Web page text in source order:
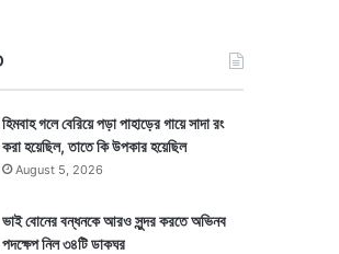
হিমবাহ গলে বেরিয়ে পড়া পাহাড়ের গায়ে সাদা রং
করা হয়েছিল, তাতে কি উপকার হয়েছিল
August 5, 2026
ভাই বোনের বন্ধনকে আরও সুন্দর করতে অভিনব
পদক্ষেপ নিল ৩৪টি ডাকঘর